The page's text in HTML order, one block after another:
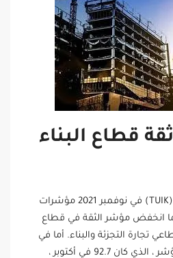
قطاع البناء
نشر معهد الإحصاء التركي (TUIK) في نوفمبر 2021 مؤشرات
انخفض مؤشر الثقة في قطاع
تجارة التجزئة والبناء. أما في
قطاع البناء ، فقد حقق المؤشر ، الذي كان 92.7 في أكتوبر ،